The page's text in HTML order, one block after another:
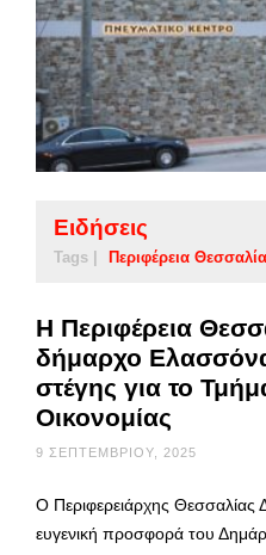
Ειδήσεις
Tags | Περιφέρεια
Η Περιφέρεια
δήμαρχο
στέγης για το
Οικονομίας
9 ΣΕΠΤΕΜΒΡΊΟΥ, 2025
Ο Περιφερειάρχης
ευγενική προσφορά του